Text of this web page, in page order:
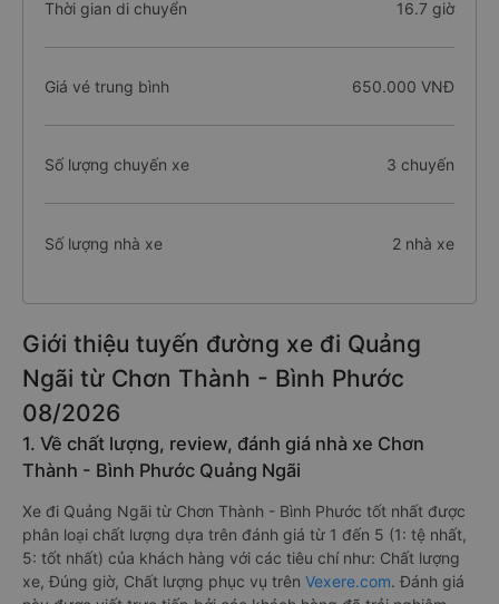
Chiều dài tuyến đường 789 km
Thời gian di chuyển 16.7 giờ
Giá vé trung bình 650.000 VNĐ
Số lượng chuyến xe 3 chuyến
Giới thiệu tuyến đường xe đi Quảng
Ngãi từ Chơn Thành - Bình Phước
1. Về chất lượng, review, đánh giá nhà xe Chơn
Thành - Bình Phước Quảng Ngãi
Xe đi Quảng Ngãi từ Chơn Thành - Bình Phước tốt nhất được